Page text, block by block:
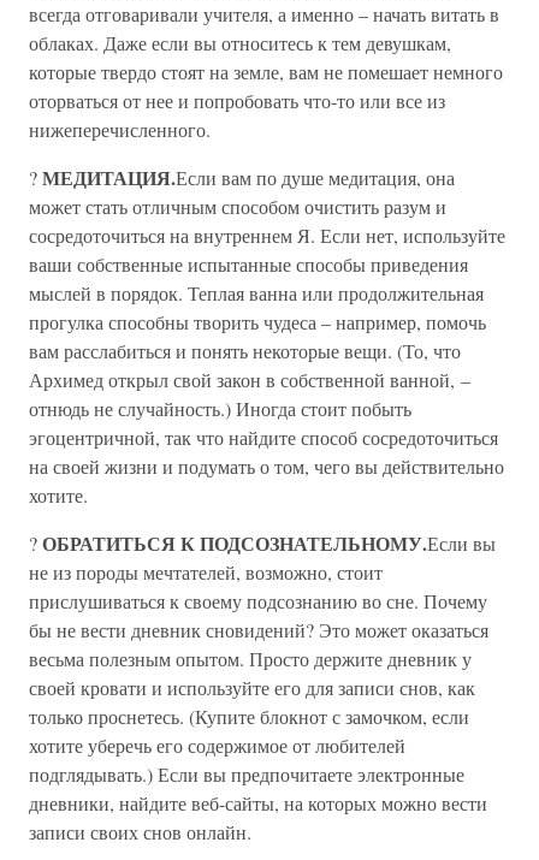
всегда отговаривали учителя, а именно – начать витать в
облаках. Даже если вы относитесь к тем девушкам,
которые твердо стоят на земле, вам не помешает немного
оторваться от нее и попробовать что-то или все из
нижеперечисленного.
?МЕДИТАЦИЯ.Если вам по душе медитация, она
может стать отличным способом очистить разум и
сосредоточиться на внутреннем Я. Если нет, используйте
ваши собственные испытанные способы приведения
мыслей в порядок. Теплая ванна или продолжительная
прогулка способны творить чудеса – например, помочь
вам расслабиться и понять некоторые вещи. (То, что
Архимед открыл свой закон в собственной ванной, –
отнюдь не случайность.) Иногда стоит побыть
эгоцентричной, так что найдите способ сосредоточиться
на своей жизни и подумать о том, чего вы действительно
хотите.
?ОБРАТИТЬСЯ К ПОДСОЗНАТЕЛЬНОМУ.Если вы
не из породы мечтателей, возможно, стоит
прислушиваться к своему подсознанию во сне. Почему
бы не вести дневник сновидений? Это может оказаться
весьма полезным опытом. Просто держите дневник у
своей кровати и используйте его для записи снов, как
только проснетесь. (Купите блокнот с замочком, если
хотите уберечь его содержимое от любителей
подглядывать.) Если вы предпочитаете электронные
дневники, найдите веб-сайты, на которых можно вести
записи своих снов онлайн.